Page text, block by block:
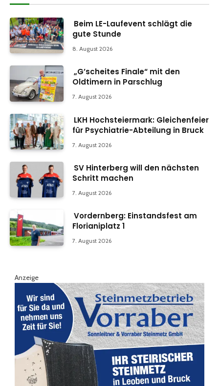
Beim LE-Laufevent schlägt die
gute Stunde
8. August 2026
„G’scheites Finale“ mit den
Oldtimern in Parschlug
7. August 2026
LKH Hochsteiermark: Gleichenfeier
für Psychiatrie-Abteilung in Bruck
7. August 2026
SV Hinterberg will den nächsten
Schritt machen
7. August 2026
Vordernberg: Einstandsfest am
Florianiplatz 1
7. August 2026
Anzeige